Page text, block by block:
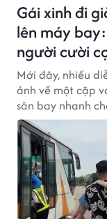
Gái xinh đi
lên máy
người cười
Mới đây, nhiều
ảnh về một cặp
sân bay nhanh
đồng mạng.